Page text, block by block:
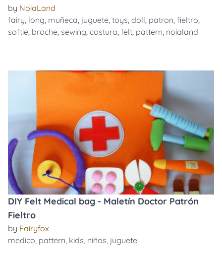
by NoiaLand
fairy, long, muñeca, juguete, toys, doll, patron, fieltro,
softie, broche, sewing, costura, felt, pattern, noialand
DIY Felt Medical bag - Maletín Doctor Patrón
Fieltro
by Fairyfox
medico, pattern, kids, niños, juguete